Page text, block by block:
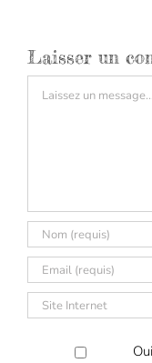
Laisser un